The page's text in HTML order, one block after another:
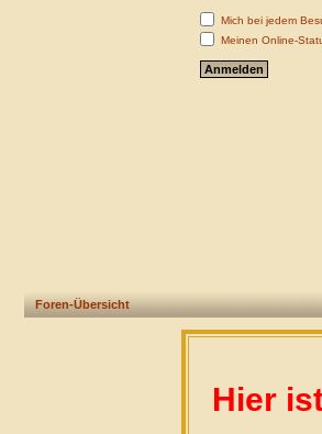
Mich bei jedem
Meinen Online-
Foren-Übersicht
Hier